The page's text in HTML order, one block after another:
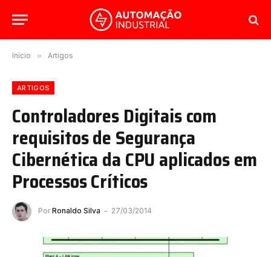
Início » Artigos
ARTIGOS
Controladores Digitais com
requisitos de Segurança
Cibernética da CPU aplicados em
Processos Críticos
Por Ronaldo Silva 27/03/2014